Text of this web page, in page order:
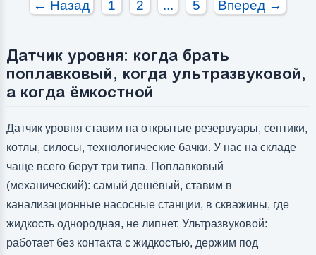
← Назад 1 2 ... 5 Вперед →
Датчик уровня: когда брать
поплавковый, когда ультразвуковой,
а когда ёмкостной
Датчик уровня ставим на открытые резервуары, септики,
котлы, силосы, технологические бачки. У нас на складе
чаще всего берут три типа. Поплавковый
(механический): самый дешёвый, ставим в
канализационные насосные станции, в скважины, где
жидкость однородная, не липнет. Ультразвуковой:
работает без контакта с жидкостью, держим под